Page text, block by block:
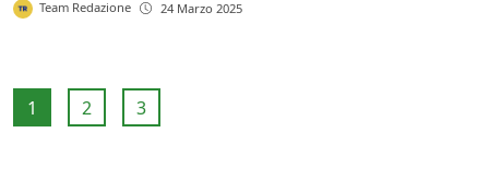
Team Redazione 24 Marzo 2025
1 2 3